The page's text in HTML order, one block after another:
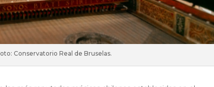
Conservatorio Real de Bruselas.